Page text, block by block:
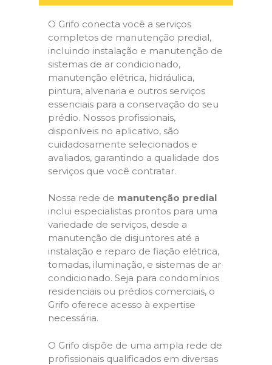
O Grifo conecta você a serviços
completos de manutenção predial,
incluindo instalação e manutenção de
sistemas de ar condicionado,
manutenção elétrica, hidráulica,
pintura, alvenaria e outros serviços
essenciais para a conservação do seu
prédio. Nossos profissionais,
disponíveis no aplicativo, são
cuidadosamente selecionados e
avaliados, garantindo a qualidade dos
serviços que você contratar.
Nossa rede de manutenção predial
inclui especialistas prontos para uma
variedade de serviços, desde a
manutenção de disjuntores até a
instalação e reparo de fiação elétrica,
tomadas, iluminação, e sistemas de ar
condicionado. Seja para condomínios
residenciais ou prédios comerciais, o
Grifo oferece acesso à expertise
necessária.
O Grifo dispõe de uma ampla rede de
profissionais qualificados em diversas